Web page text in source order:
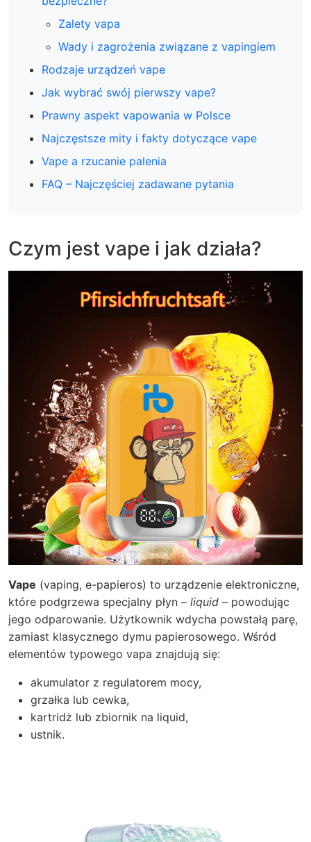
Zalety vapa
Wady i zagrożenia związane z vapingiem
Rodzaje urządzeń vape
Jak wybrać swój pierwszy vape?
Prawny aspekt vapowania w Polsce
Najczęstsze mity i fakty dotyczące vape
Vape a rzucanie palenia
FAQ – Najczęściej zadawane pytania
Czym jest vape i jak działa?
Vape (vaping, e-papieros) to urządzenie elektroniczne,
które podgrzewa specjalny płyn – liquid – powodując
jego odparowanie. Użytkownik wdycha powstałą parę,
zamiast klasycznego dymu papierosowego. Wśród
elementów typowego vapa znajdują się:
akumulator z regulatorem mocy,
grzałka lub cewka,
kartridż lub zbiornik na liquid,
ustnik.